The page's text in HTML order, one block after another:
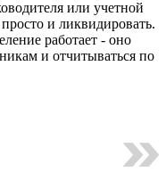
или учетной
и ликвидировать.
работает - оно
и отчитываться по